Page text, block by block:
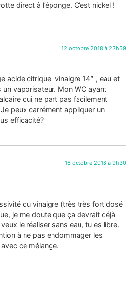
direct à l’éponge. C’est nickel !
12 octobre 2018 à 23h59
acide citrique, vinaigre 14° , eau et
vaporisateur. Mon WC ayant
qui ne part pas facilement
peux carrément appliquer un
efficacité?
16 octobre 2018 à 9h30
du vinaigre (très très fort dosé
je me doute que ça devrait déjà
le réaliser sans eau, tu es libre.
à ne pas endommager les
ce mélange.